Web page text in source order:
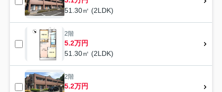
51.30㎡ (2LDK)
2階
5.2万円
51.30㎡ (2LDK)
2階
5.2万円